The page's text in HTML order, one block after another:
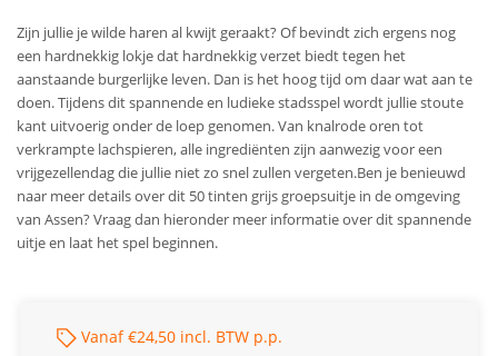
Zijn jullie je wilde haren al kwijt geraakt? Of bevindt zich ergens nog
een hardnekkig lokje dat hardnekkig verzet biedt tegen het
aanstaande burgerlijke leven. Dan is het hoog tijd om daar wat aan te
doen. Tijdens dit spannende en ludieke stadsspel wordt jullie stoute
kant uitvoerig onder de loep genomen. Van knalrode oren tot
verkrampte lachspieren, alle ingrediënten zijn aanwezig voor een
vrijgezellendag die jullie niet zo snel zullen vergeten.Ben je benieuwd
naar meer details over dit 50 tinten grijs groepsuitje in de omgeving
van Assen? Vraag dan hieronder meer informatie over dit spannende
uitje en laat het spel beginnen.
Vanaf €24,50 incl. BTW p.p.